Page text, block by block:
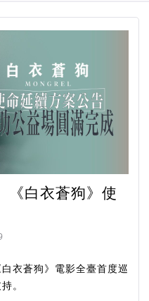
《白衣蒼狗》使
衣蒼狗》電影全臺首度巡
。